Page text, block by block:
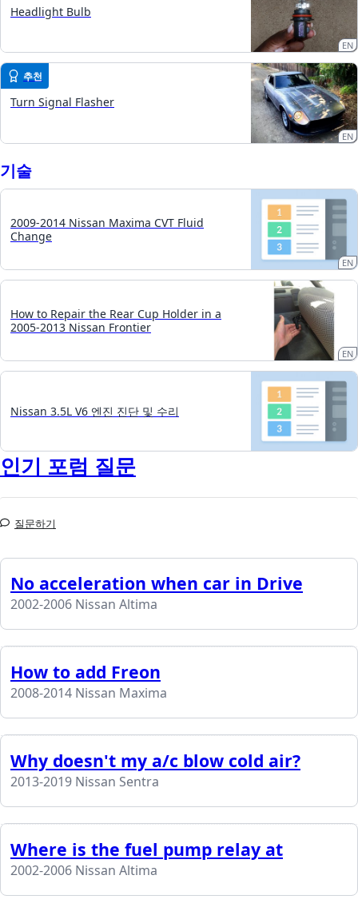
Headlight Bulb
EN
추천
Turn Signal Flasher
EN
기술
2009-2014 Nissan Maxima CVT Fluid
Change
EN
How to Repair the Rear Cup Holder in a
2005-2013 Nissan Frontier
EN
Nissan 3.5L V6 엔진 진단 및 수리
인기 포럼 질문
질문하기
No acceleration when car in Drive
2002-2006 Nissan Altima
How to add Freon
2008-2014 Nissan Maxima
Why doesn't my a/c blow cold air?
2013-2019 Nissan Sentra
Where is the fuel pump relay at
2002-2006 Nissan Altima